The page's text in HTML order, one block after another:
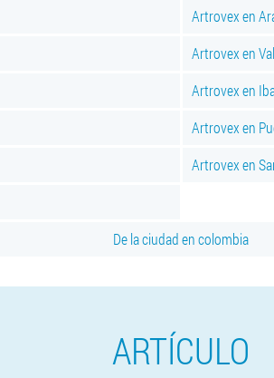
Artrovex en
Artrovex en
Artrovex en
Artrovex en
Artrovex en
De la ciudad en colombia
ARTÍCULO